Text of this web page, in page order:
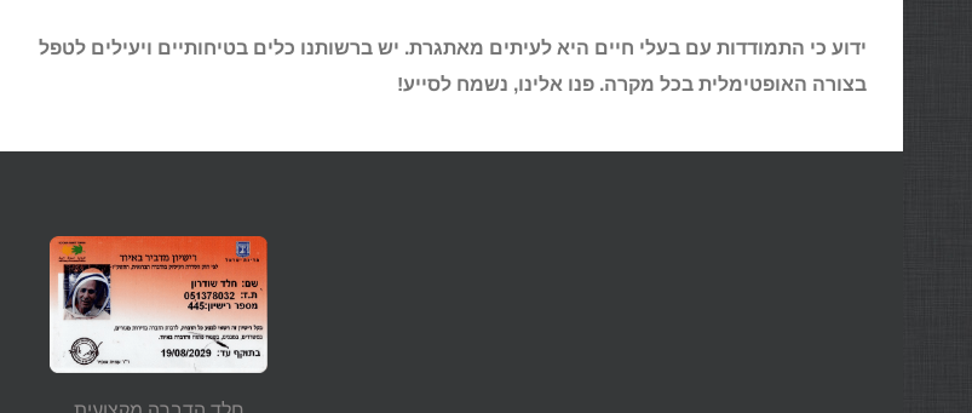
ידוע כי התמודדות עם בעלי חיים היא לעיתים מאתגרת. יש ברשותנו כלים בטיחותיים ויעילים לטפל
בצורה האופטימלית בכל מקרה. פנו אלינו, נשמח לסייע!